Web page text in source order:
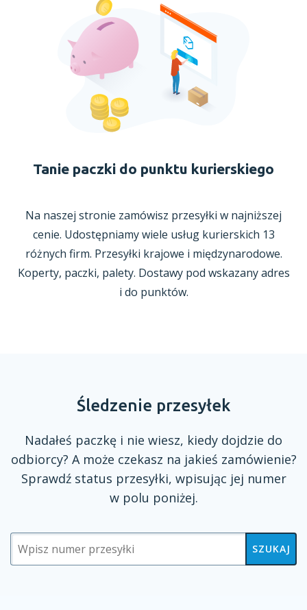
Tanie paczki do punktu kurierskiego
Na naszej stronie zamówisz przesyłki w najniższej
cenie. Udostępniamy wiele usług kurierskich 13
różnych firm. Przesyłki krajowe i międzynarodowe.
Koperty, paczki, palety. Dostawy pod wskazany adres
i do punktów.
Śledzenie przesyłek
Nadałeś paczkę i nie wiesz, kiedy dojdzie do
odbiorcy? A może czekasz na jakieś zamówienie?
Sprawdź status przesyłki, wpisując jej numer
w polu poniżej.
SZUKAJ